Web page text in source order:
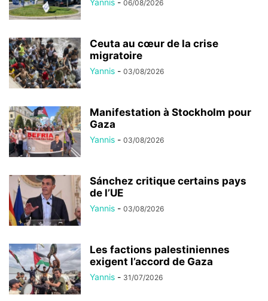
Yannis - 06/08/2026
Ceuta au cœur de la crise
migratoire
Yannis - 03/08/2026
Manifestation à Stockholm pour
Gaza
Yannis - 03/08/2026
Sánchez critique certains pays
de l’UE
Yannis - 03/08/2026
Les factions palestiniennes
exigent l’accord de Gaza
Yannis - 31/07/2026